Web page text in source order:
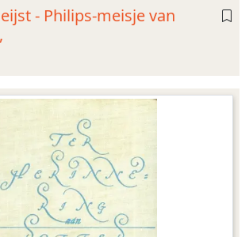
- Philips-meisje van